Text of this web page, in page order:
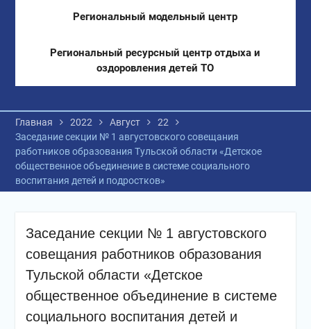
Региональный модельный центр
Региональный ресурсный центр отдыха и
оздоровления детей ТО
Главная 2022 Август
22
Заседание секции № 1 августовского совещания
работников образования Тульской области «Детское
общественное объединение в системе социального
воспитания детей и подростков»
Заседание секции № 1 августовского
совещания работников образования
Тульской области «Детское
общественное объединение в системе
социального воспитания детей и